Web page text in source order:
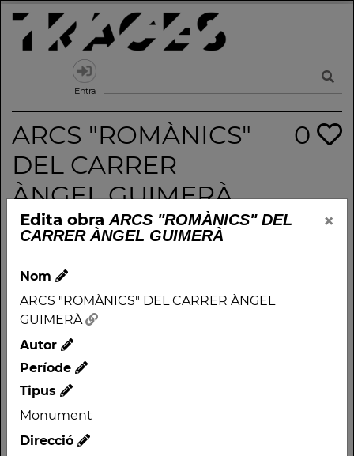
Skip
content
Un mapa de la memòria obert a tothom
Entra
ARCS "ROMÀNICS"
DEL CARRER
ÀNGEL GUIMERÀ
0
Edita obraARCS "ROMÀNICS" DEL
CARRER ÀNGEL GUIMERÀ
×
Nom
ARCS "ROMÀNICS" DEL CARRER ÀNGEL
GUIMERÀ
Autor
Període
Tipus
Monument
Direcció
Nom
ARCS "ROMÀNICS" DEL
CARRER ÀNGEL
GUIMERÀ
Període
Tipus
Monument
c/ Angel Guimeà, 8, 10 ,